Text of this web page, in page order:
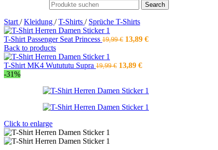
Search
Start / Kleidung / T-Shirts / Sprüche T-Shirts
T-Shirt Passenger Seat Princess 19,99€ Ursprünglicher
19,99 €
13,89 €Aktueller
Back to products
T-Shirt MK4 Wutututu Supra 19,99€ Ursprünglicher
19,99 €
13,89 €Aktueller
13,89 €.
-31%
Click to enlarge